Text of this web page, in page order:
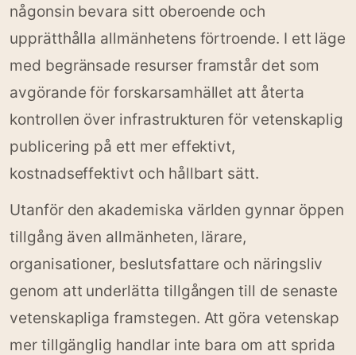
någonsin bevara sitt oberoende och
upprätthålla allmänhetens förtroende. I ett läge
med begränsade resurser framstår det som
avgörande för forskarsamhället att återta
kontrollen över infrastrukturen för vetenskaplig
publicering på ett mer effektivt,
kostnadseffektivt och hållbart sätt.
Utanför den akademiska världen gynnar öppen
tillgång även allmänheten, lärare,
organisationer, beslutsfattare och näringsliv
genom att underlätta tillgången till de senaste
vetenskapliga framstegen. Att göra vetenskap
mer tillgänglig handlar inte bara om att sprida